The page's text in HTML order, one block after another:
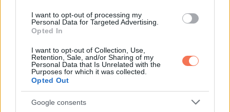
I want to opt-out of processing my
Personal Data for Targeted Advertising.
Opted In
I want to opt-out of Collection, Use,
Retention, Sale, and/or Sharing of my
Personal Data that Is Unrelated with the
Purposes for which it was collected.
Opted Out
Google consents
1 százalékos kulccsal működne. A jelenlegi menetrend
szerint a jogszabály elfogadása 2026 őszén történhetne
meg, míg a tényleges bevezetés 2027-ben indulhatna.
A végső rendszer hatását azonban alapvetően az dönti el,
milyen szélesen húzzák meg az adóalap határait, és milyen
szabályok szerint értékelik a különböző vagyonelemeket.